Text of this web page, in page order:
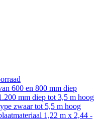
600 en 800 mm diep
mm diep tot 3,5 m hoog
zwaar tot 5,5 m hoog
1,22 m x 2,44 -